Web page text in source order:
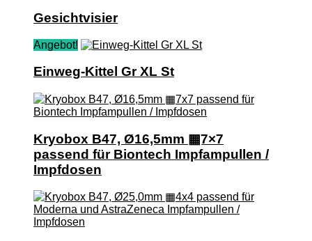
Gesichtvisier
Angebot!
Einweg-Kittel Gr XL St
Kryobox B47, Ø16,5mm ▦7×7
passend für Biontech Impfampullen /
Impfdosen